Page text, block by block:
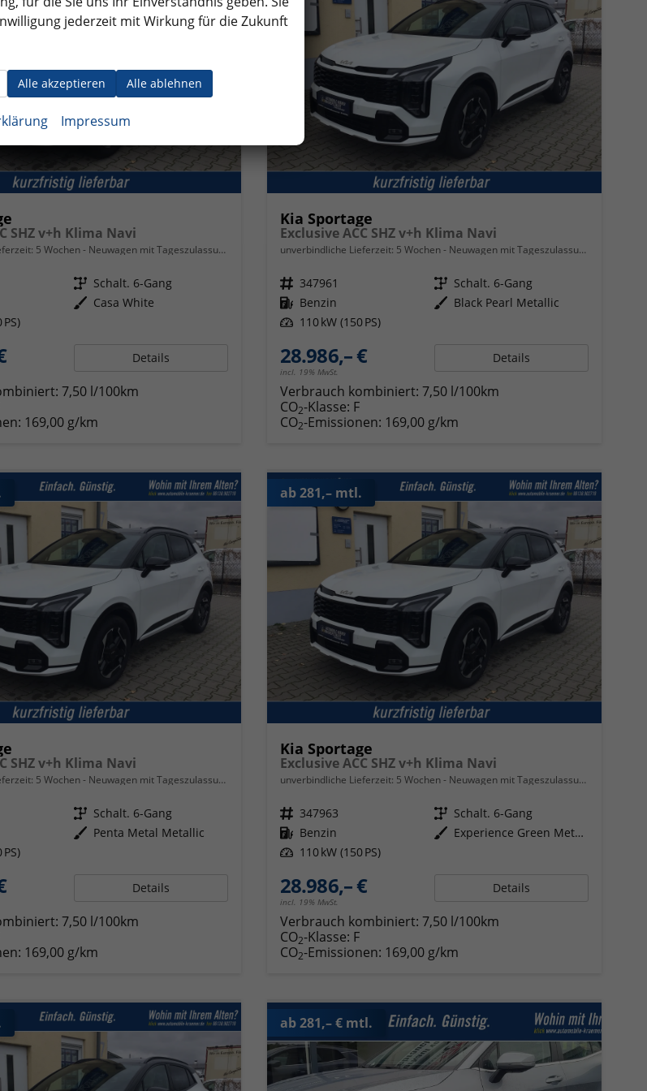
SHZ v+h Klima Navi
5 Wochen Neuwagen mit Tageszulassung
Getriebe Schalt. 6-Gang
Außenfarbe Casa White
Details
7,50 l/100km
169,00 g/km
Kia Sportage
Exclusive ACC SHZ v+h Klima Navi
unverbindliche Lieferzeit: 5 Wochen Neuwagen mit Tageszulassung
Fahrzeugnr. 347961 Getriebe Schalt. 6-Gang
Kraftstoff Benzin Außenfarbe Black Pearl Metallic
Leistung 110 kW (150 PS)
28.986,– €
incl. 19% MwSt.
Details
Verbrauch kombiniert: 7,50 l/100km
CO2-Klasse: F
CO2-Emissionen: 169,00 g/km
SHZ v+h Klima Navi
5 Wochen Neuwagen mit Tageszulassung
Getriebe Schalt. 6-Gang
Außenfarbe Penta Metal Metallic
Details
7,50 l/100km
169,00 g/km
ab 281,– mtl.
Kia Sportage
Exclusive ACC SHZ v+h Klima Navi
unverbindliche Lieferzeit: 5 Wochen Neuwagen mit Tageszulassung
Fahrzeugnr. 347963 Getriebe Schalt. 6-Gang
Kraftstoff Benzin Außenfarbe
Experience Green Metallic
Leistung 110 kW (150 PS)
28.986,– €
incl. 19% MwSt.
Details
Verbrauch kombiniert: 7,50 l/100km
CO2-Klasse: F
CO2-Emissionen: 169,00 g/km
ab 281,– € mtl.
jederzeit mit Wirkung für die Zukunft
Alle akzeptieren Alle ablehnen
Impressum